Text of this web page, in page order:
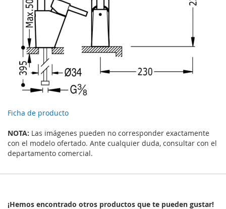
Ficha de producto
NOTA: Las imágenes pueden no corresponder exactamente
con el modelo ofertado. Ante cualquier duda, consultar con el
departamento comercial.
¡Hemos encontrado otros productos que te pueden gustar!